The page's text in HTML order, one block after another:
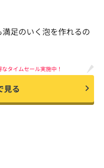
足のいく泡を作れるの
タイムセール実施中！
見る